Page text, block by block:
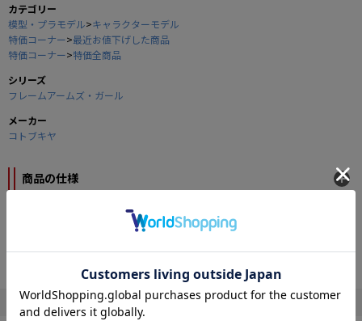
カテゴリー
模型・プラモデル>キャラクターモデル
特価コーナー>最近お値下げした商品
特価コーナー>特価全商品
シリーズ
フレームアームズ・ガール
メーカー
コトブキヤ
商品の仕様
『フレームアームズ・ガール』最新作は、『ヘキサギア』とのコンピレーショ
ンキット「フレームアームズ・ガール 迅雷 〈ランサーVer.〉」！
柳瀬敬之氏によるメカデザインを、島田フミカネ氏が美少女化したイラストを
もとに立体化した「フレームアームズ・ガール 迅雷」。
『ヘキサギア』シリーズ「ガバナー イグナイト・スパルタン」の武装を装備
し、新たなカラーリングにて商品化！
" コトブキヤ "の他の商品